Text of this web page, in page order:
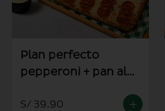
Plan perfecto
pepperoni + pan al
S/ 39.90